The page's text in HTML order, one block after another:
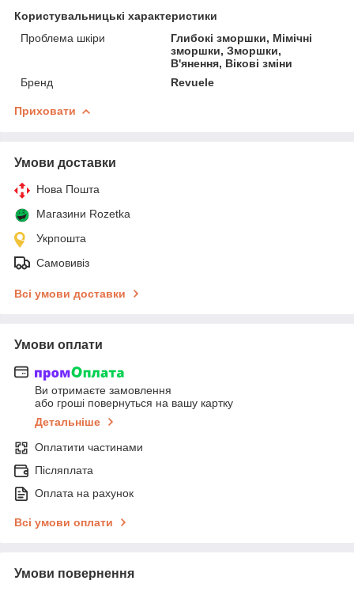
Користувальницькі характеристики
Проблема шкіри
Глибокі зморшки, Мімічні
зморшки, Зморшки,
В'янення, Вікові зміни
Бренд
Revuele
Приховати
Умови доставки
Нова Пошта
Магазини Rozetka
Укрпошта
Самовивіз
Всі умови доставки
Умови оплати
Ви отримаєте замовлення
або гроші повернуться на вашу картку
Детальніше
Оплатити частинами
Післяплата
Оплата на рахунок
Всі умови оплати
Умови повернення